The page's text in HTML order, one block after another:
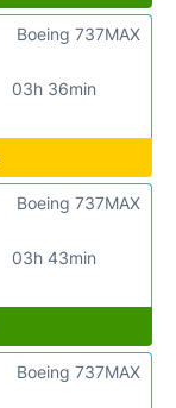
03h 36min
Boeing 737MAX
03h 43min
Boeing 737MAX
Boeing 737MAX